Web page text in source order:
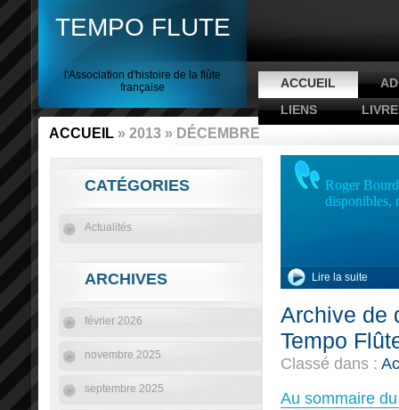
TEMPO FLUTE
l'Association d'histoire de la flûte
française
ACCUEIL
LIENS
ACCUEIL » 2013 » DÉCEMBRE
Roger
disponibles,
Lire la suite
Archive de
Tempo
Classé dans :
Au sommaire
CATÉGORIES
Actualités
ARCHIVES
février 2026
novembre 2025
septembre 2025